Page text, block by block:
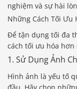
nghiệm và sự hài
Những Cách Tối Ưu
Để tận dụng tối đa
cách tối ưu hóa
1. Sử Dụng Ảnh
Hình ảnh là yếu tố